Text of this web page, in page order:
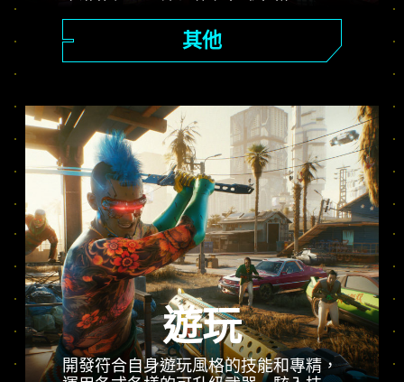
其他
遊玩
開發符合自身遊玩風格的技能和專精，